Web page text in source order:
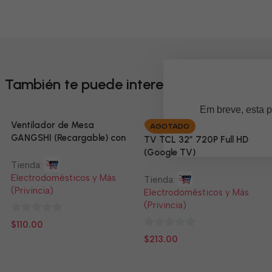
También te puede interesar
Ventilador de Mesa
GANGSHI (Recargable) con
Tienda:
Electrodomésticos y Más
(Privincia)
0
$110.00
AGOTADO
TV TCL 32” 720P Full HD
(Google TV)
Tienda:
Electrodomésticos y Más
(Privincia)
0
$213.00
Em breve, esta